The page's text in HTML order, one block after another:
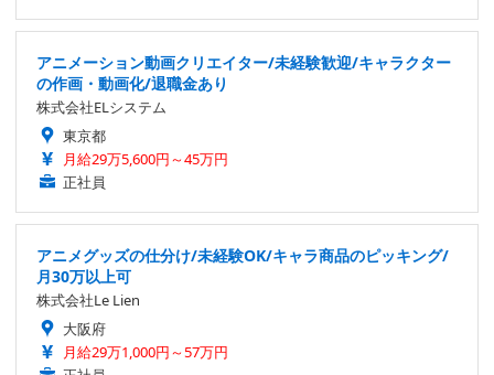
アニメーション動画クリエイター/未経験歓迎/キャラクター
の作画・動画化/退職金あり
株式会社ELシステム
東京都
月給29万5,600円～45万円
正社員
アニメグッズの仕分け/未経験OK/キャラ商品のピッキング/
月30万以上可
株式会社Le Lien
大阪府
月給29万1,000円～57万円